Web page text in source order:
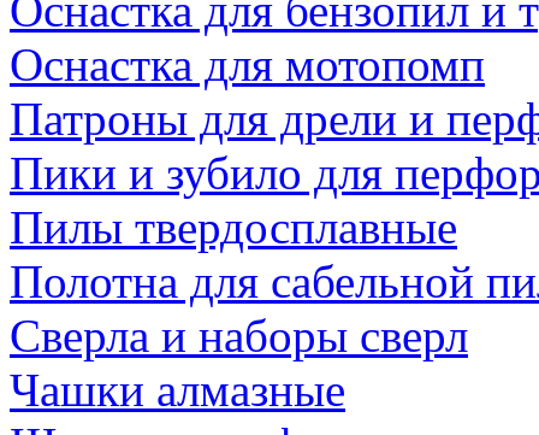
Оснастка для бензопил и
Оснастка для мотопомп
Патроны для дрели и
Пики и зубило для
Пилы твердосплавные
Полотна для сабельной
Сверла и наборы сверл
Чашки алмазные